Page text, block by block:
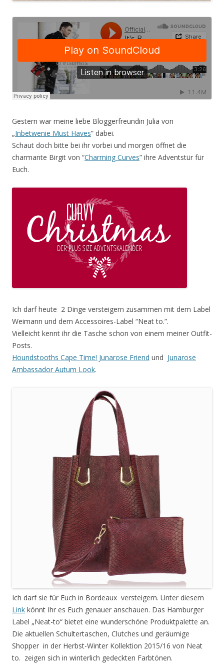
Gestern war meine liebe Bloggerfreundin Julia von
„Inbetwenie Must Haves” dabei.
Schaut doch bitte bei ihr vorbei und morgen öffnet die
charmante Birgit von “Charming Curves” ihre Adventstür für
Euch.
Ich darf heute 2 Dinge versteigern zusammen mit dem Label
Weimann und dem Accessoires-Label “Neat to.”.
Vielleicht kennt ihr die Tasche schon von einem meiner Outfit-
Posts.
Houndstooths Cape Time! Junarose Friend und Junarose
Ambassador Autum Look.
Ich darf sie für Euch in Bordeaux versteigern. Unter diesem
Link könnt Ihr es Euch genauer anschauen. Das Hamburger
Label „Neat-to“ bietet eine wunderschöne Produktpalette an.
Die aktuellen Schultertaschen, Clutches und geräumige
Shopper in der Herbst-Winter Kollektion 2015/16 von Neat
to. zeigen sich in winterlich gedeckten Farbtönen.